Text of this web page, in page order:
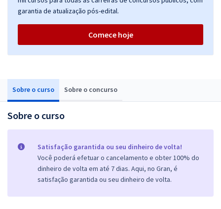
Sobre o curso Sobre o concurso
Sobre o curso
Satisfação garantida ou seu dinheiro de volta!
Você poderá efetuar o cancelamento e obter 100% do
dinheiro de volta em até 7 dias. Aqui, no Gran, é
satisfação garantida ou seu dinheiro de volta.
garantia de atualização pós-edital.
Comece hoje